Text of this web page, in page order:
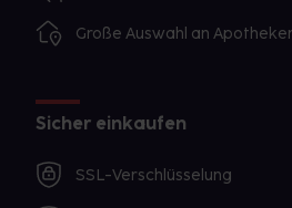
Große Auswahl an
Sicher einkaufen
SSL-Verschlüsselung